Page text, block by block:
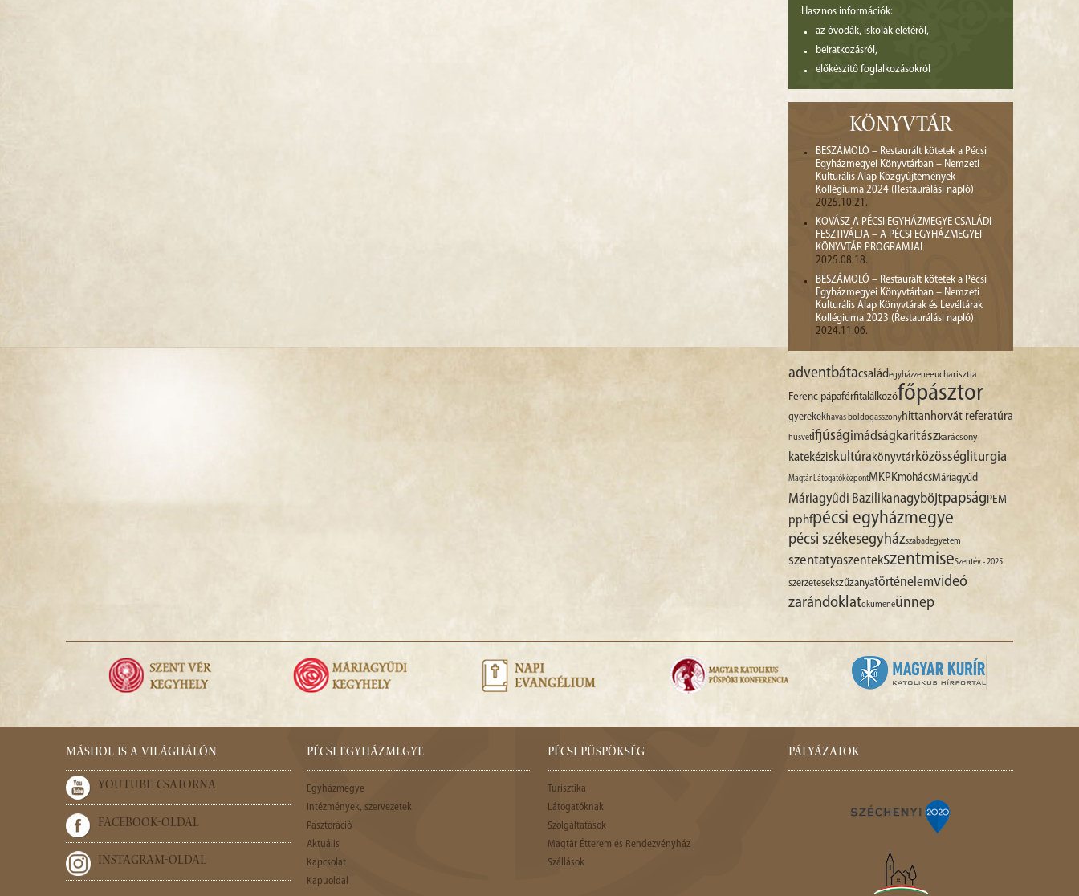
Hasznos információk:
az óvodák, iskolák életéről,
beiratkozásról,
előkészítő foglalkozásokról
KÖNYVTÁR
BESZÁMOLÓ – Restaurált kötetek a Pécsi
Egyházmegyei Könyvtárban – Nemzeti
Kulturális Alap Közgyűjtemények
Kollégiuma 2024 (Restaurálási napló)
2025.10.21.
KOVÁSZ A PÉCSI EGYHÁZMEGYE CSALÁDI
FESZTIVÁLJA – A PÉCSI EGYHÁZMEGYEI
KÖNYVTÁR PROGRAMJAI
2025.08.18.
BESZÁMOLÓ – Restaurált kötetek a Pécsi
Egyházmegyei Könyvtárban – Nemzeti
Kulturális Alap Könyvtárak és Levéltárak
Kollégiuma 2023 (Restaurálási napló)
2024.11.06.
adventbátacsaládegyházzeneeucharisztia
Ferenc pápaférfitalálkozófőpásztor
gyerekekhavas boldogasszonyhittanhorvát referatúra
húsvétifjúságimádságkaritászkarácsony
katekéziskultúra könyvtárközösségliturgia
Magtár LátogatóközpontMKPKmohácsMáriagyűd
Máriagyűdi Bazilikanagyböjtpapság PEM
pphfpécsi egyházmegye
pécsi székesegyházszabadegyetem
szentatyaszentekszentmiseSzentév - 2025
szerzetesekszűzanyatörténelemvideó
zarándoklatökumenéünnep
MÁSHOL IS A VILÁGHÁLÓN
YOUTUBE-CSATORNA
FACEBOOK-OLDAL
INSTAGRAM-OLDAL
PÉCSI EGYHÁZMEGYE
Egyházmegye
Intézmények, szervezetek
Pasztoráció
Aktuális
Kapcsolat
Kapuoldal
PÉCSI PÜSPÖKSÉG
Turisztika
Látogatóknak
Szolgáltatások
Magtár Étterem és Rendezvényház
Szállások
PÁLYÁZATOK